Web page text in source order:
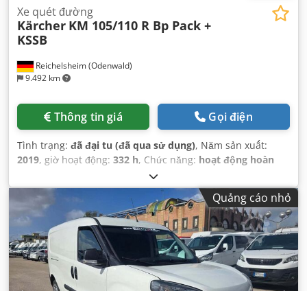
Reichelsheim (Odenwald)
9.492 km
Xe quét đường
Kärcher KM 105/110 R Bp Pack +
KSSB
Thông tin giá Gọi điện
Tình trạng: đã đại tu (đã qua sử dụng), Năm sản xuất:
2019, giờ hoạt động: 332 h, Chức năng: hoạt động hoàn
1.450 mm
hiệu suất diện tích:8.700 m²/giờ,
Quảng cáo nhỏ